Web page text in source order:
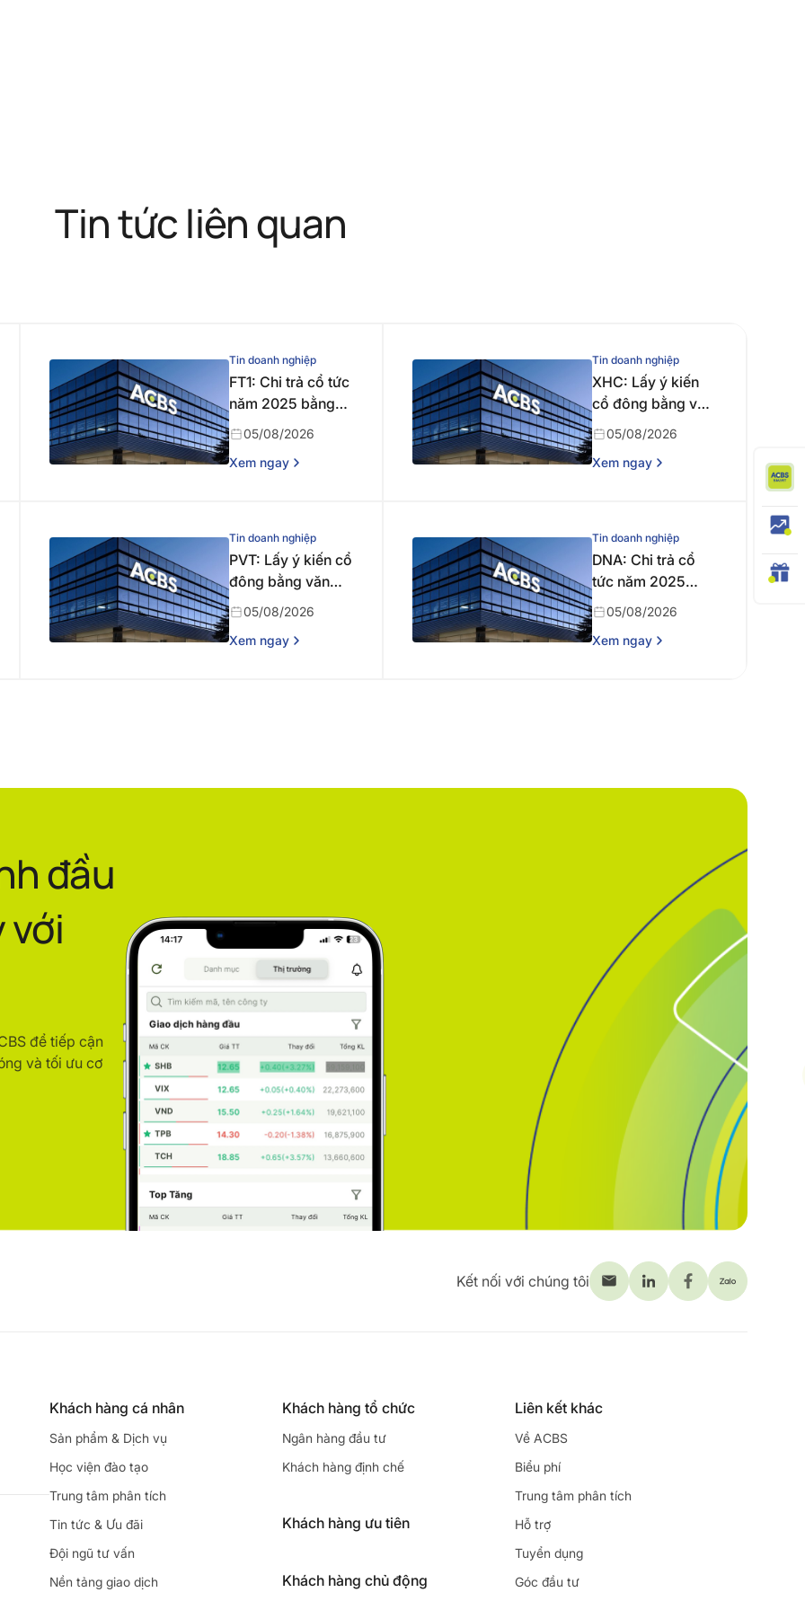
Tin tức liên quan
Tin doanh nghiệp
FT1: Chi trả cổ tức
năm 2025 bằng
tiền05/08/2026
Xem ngay
Tin doanh nghiệp
XHC: Lấy ý kiến
cổ đông bằng văn
bản05/08/2026
Xem ngay
Tin doanh nghiệp
PVT: Lấy ý kiến cổ
đông bằng văn
bản05/08/2026
Xem ngay
Tin doanh nghiệp
DNA: Chi trả cổ
tức năm 2025
bằng tiền
05/08/2026
Xem ngay
đầu
với
để tiếp cận
và tối ưu cơ
Kết nối với chúng tôi
Khách hàng cá nhân
Sản phẩm & Dịch vụ
Học viện đào tạo
Trung tâm phân tích
Tin tức & Ưu đãi
Đội ngũ tư vấn
Nền tảng giao dịch
Khách hàng tổ chức
Ngân hàng đầu tư
Khách hàng định chế
Khách hàng ưu tiên
Khách hàng chủ động
Liên kết khác
Về ACBS
Biểu phí
Trung tâm phân tích
Hỗ trợ
Tuyển dụng
Góc đầu tư